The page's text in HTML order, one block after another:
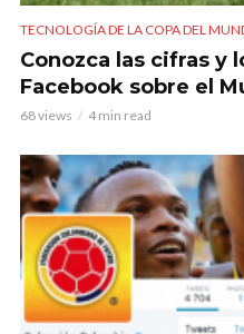
TECNOLOGÍA DE LA COPA DEL
Conozca las cifras y
Facebook sobre el
68 views 4 min read